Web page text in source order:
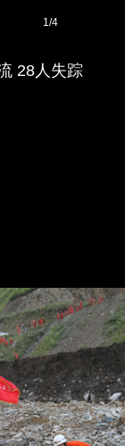
1/4
28人失踪